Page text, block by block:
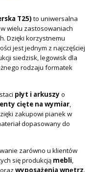
T25)to uniwersalna
wielu zastosowaniach
Dzięki korzystnemu
jest jednym z najczęściej
siedzisk, legowisk dla
rodzaju formatek
płyt i arkuszy o
cięte na wymiar,
zakupowi pianek w
dopasowany do
zarówno u klientów
się produkcją mebli,
oraz wyposażenia wnętrz.